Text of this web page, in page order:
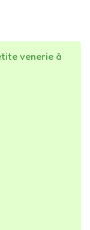
venerie à